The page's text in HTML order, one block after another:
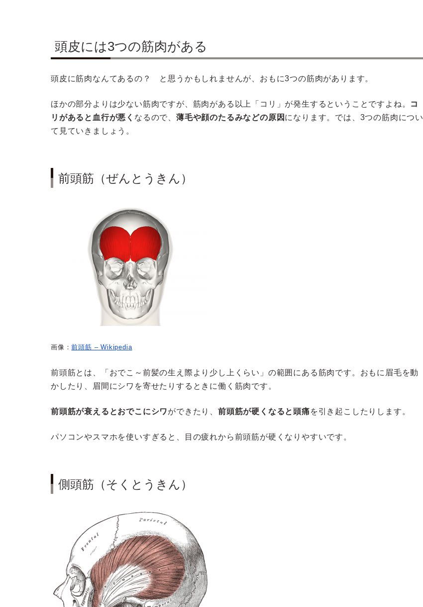
頭皮には3つの筋肉がある
頭皮に筋肉なんてあるの？ と思うかもしれませんが、おもに3つの筋肉があります。
ほかの部分よりは少ない筋肉ですが、筋肉がある以上「コリ」が発生するということですよね。 コ
リがあると血行が悪く なるので、 薄毛や顔のたるみなどの原因 になります。では、3つの筋肉につい
て見ていきましょう。
前頭筋（ぜんとうきん）
画像：前頭筋 – Wikipedia
前頭筋とは、「おでこ～前髪の生え際より少し上くらい」の範囲にある筋肉です。おもに眉毛を動
かしたり、眉間にシワを寄せたりするときに働く筋肉です。
前頭筋が衰えるとおでこにシワができたり、前頭筋が硬くなると頭痛を引き起こしたりします。
パソコンやスマホを使いすぎると、目の疲れから前頭筋が硬くなりやすいです。
側頭筋（そくとうきん）